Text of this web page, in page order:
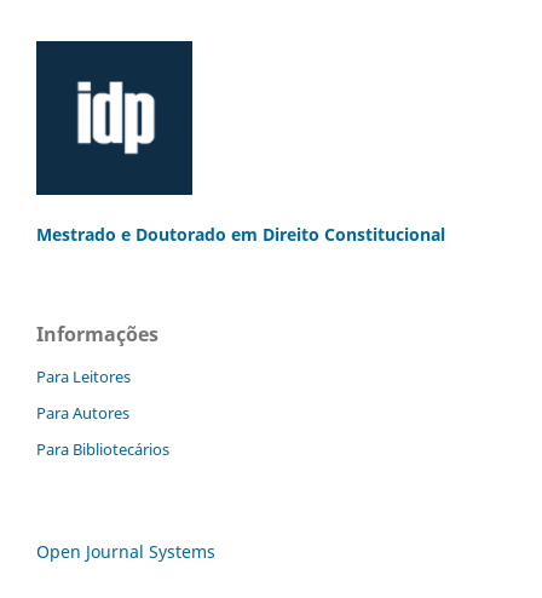
Mestrado e Doutorado em Direito Constitucional
Informações
Para Leitores
Para Autores
Para Bibliotecários
Open Journal Systems